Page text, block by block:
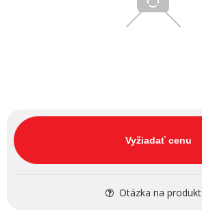
Vyžiadať cenu
Otázka na produkt